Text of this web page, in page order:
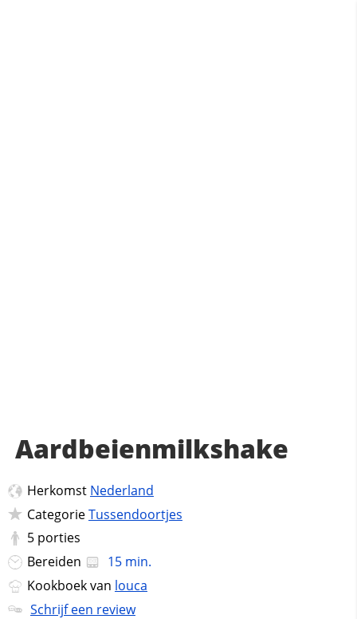
Aardbeienmilkshake
Herkomst Nederland
CategorieTussendoortjes
5 porties
Bereiden
15 min.
Kookboek van louca
Schrijf een review